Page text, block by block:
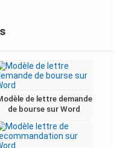
de lettre demande
de bourse sur Word